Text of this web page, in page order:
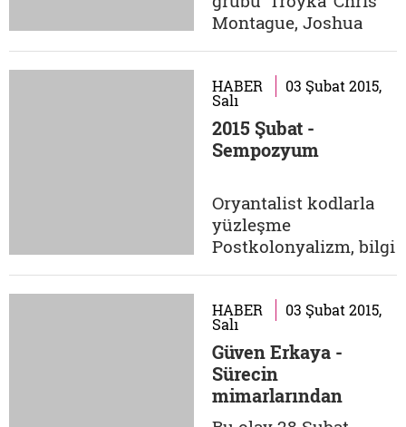
desen analizlerini
yapacak yetişmiş
insan...
Montague, Joshua
gelmesiyle kuruldu.
2009'da kendi adlarını
taşıyan ilk albümleri,
2012'de ise ikinci
yayımlandı. Heyecan
verici sahnesiyle
dünya müziğinde
kendilerine...
HABER 03 Şubat 2015,
Salı
2015 Şubat -
Sempozyum
Oryantalist kodlarla
yüzleşme
Postkolonyalizm, bilgi
kurtaracak, çeşitliliğe
imkân sağlayacak,
alternatif
medeniyetlerin ve
hayat gerçekliklerinin
insanlık tarafından
HABER 03 Şubat 2015,
Salı
Güven Erkaya -
Sürecin
mimarlarından
‘rakıcı’ paşa